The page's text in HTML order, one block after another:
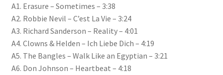
A1. Erasure – Sometimes – 3:38
A2. Robbie Nevil – C’est La Vie – 3:24
A3. Richard Sanderson – Reality– 4:01
A4. Clowns & Helden – Ich Liebe Dich – 4:19
A5. The Bangles – Walk Like an Egyptian – 3:21
A6. Don Johnson – Heartbeat – 4:18